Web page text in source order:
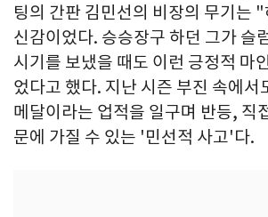
팅의 간판 김민선의 비장의 무기는
신감이었다. 승승장구 하던 그가 슬
시기를 보냈을 때도 이런 긍정적 마
었다고 했다. 지난 시즌 부진 속에서
메달이라는 업적을 일구며 반등, 직
문에 가질 수 있는 '민선적 사고'다.